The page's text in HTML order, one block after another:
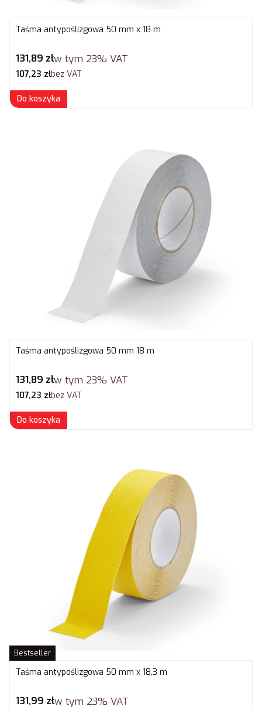
Taśma antypoślizgowa 50 mm x 18 m
Cena brutto
131,89 złw tym 23% VAT
Cena netto
107,23 złbez VAT
Do koszyka
Taśma antypoślizgowa 50 mm 18 m
Cena brutto
131,89 złw tym 23% VAT
Cena netto
107,23 złbez VAT
Do koszyka
Bestseller
Taśma antypoślizgowa 50 mm x 18,3 m
Cena brutto
131,99 złw tym 23% VAT